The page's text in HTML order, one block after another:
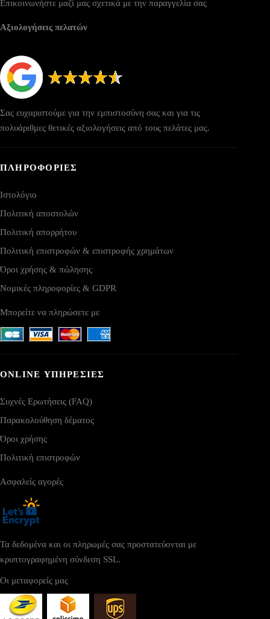
Επικοινωνήστε μαζί μας σχετικά με την παραγγελία σας
Αξιολογήσεις πελατών
Σας ευχαριστούμε για την εμπιστοσύνη σας και για τις
πολυάριθμες θετικές αξιολογήσεις από τους πελάτες μας.
ΠΛΗΡΟΦΟΡΙΕΣ
Ιστολόγιο
Πολιτική αποστολών
Πολιτική απορρήτου
Πολιτική επιστροφών & επιστροφής χρημάτων
Όροι χρήσης & πώλησης
Νομικές πληροφορίες & GDPR
Μπορείτε να πληρώσετε με
ONLINE ΥΠΗΡΕΣΙΕΣ
Συχνές Ερωτήσεις (FAQ)
Παρακολούθηση δέματος
Όροι χρήσης
Πολιτική επιστροφών
Ασφαλείς αγορές
Τα δεδομένα και οι πληρωμές σας προστατεύονται με
κρυπτογραφημένη σύνδεση SSL.
Οι μεταφορείς μας